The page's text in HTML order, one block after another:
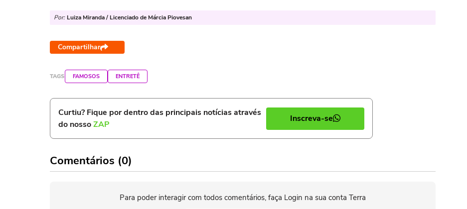
Por: Luiza Miranda / Licenciado de Márcia Piovesan
Compartilhar
TAGS FAMOSOS ENTRETÊ
Curtiu? Fique por dentro das principais notícias através
do nossoZAP
Inscreva-se
Comentários (0)
Para poder interagir com todos comentários, faça Login na sua conta Terra